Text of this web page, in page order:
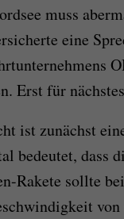
muss
eine
Erst für
ist zunächst
bedeutet, dass
Rakete sollte